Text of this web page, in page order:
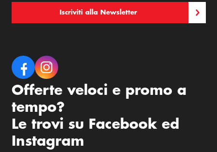
Iscriviti alla Newsletter
Offerte veloci e promo a
tempo?
Le trovi su Facebook ed
Instagram